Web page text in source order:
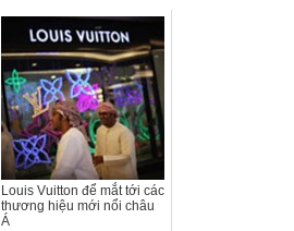
Louis Vuitton để mắt tới các
thương hiệu mới nổi châu
Á